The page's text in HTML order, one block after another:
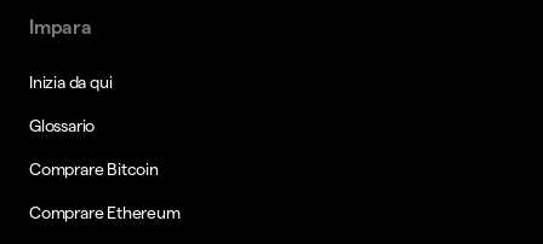
Impara
Inizia da qui
Glossario
Comprare Bitcoin
Comprare Ethereum